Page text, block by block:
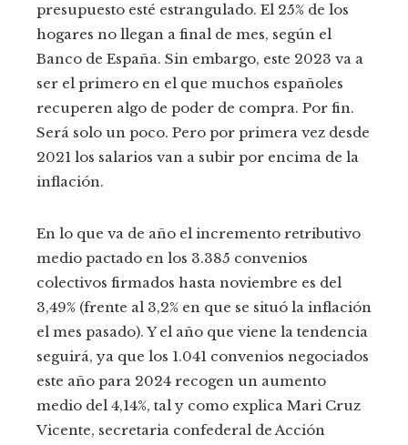
presupuesto esté estrangulado. El 25% de los
hogares no llegan a final de mes, según el
Banco de España. Sin embargo, este 2023 va a
ser el primero en el que muchos españoles
recuperen algo de poder de compra. Por fin.
Será solo un poco. Pero por primera vez desde
2021 los salarios van a subir por encima de la
inflación.
En lo que va de año el incremento retributivo
medio pactado en los 3.385 convenios
colectivos firmados hasta noviembre es del
3,49% (frente al 3,2% en que se situó la inflación
el mes pasado). Y el año que viene la tendencia
seguirá, ya que los 1.041 convenios negociados
este año para 2024 recogen un aumento
medio del 4,14%, tal y como explica Mari Cruz
Vicente, secretaria confederal de Acción